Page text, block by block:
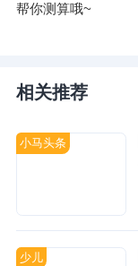
帮你测算哦~
相关推荐
小马头条
少儿